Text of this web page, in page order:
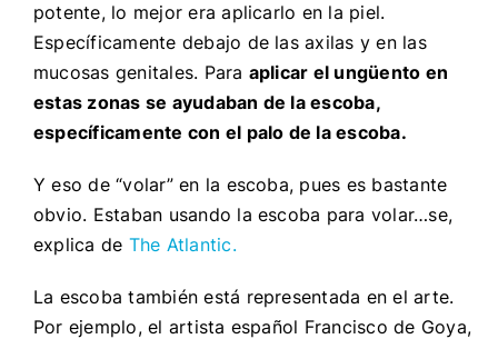
potente, lo mejor era aplicarlo en la piel.
Específicamente debajo de las axilas y en las
mucosas genitales. Para aplicar el ungüento en
estas zonas se ayudaban de la escoba,
específicamente con el palo de la escoba.
Y eso de “volar” en la escoba, pues es bastante
obvio. Estaban usando la escoba para volar…se,
explica de The Atlantic.
La escoba también está representada en el arte.
Por ejemplo, el artista español Francisco de Goya,